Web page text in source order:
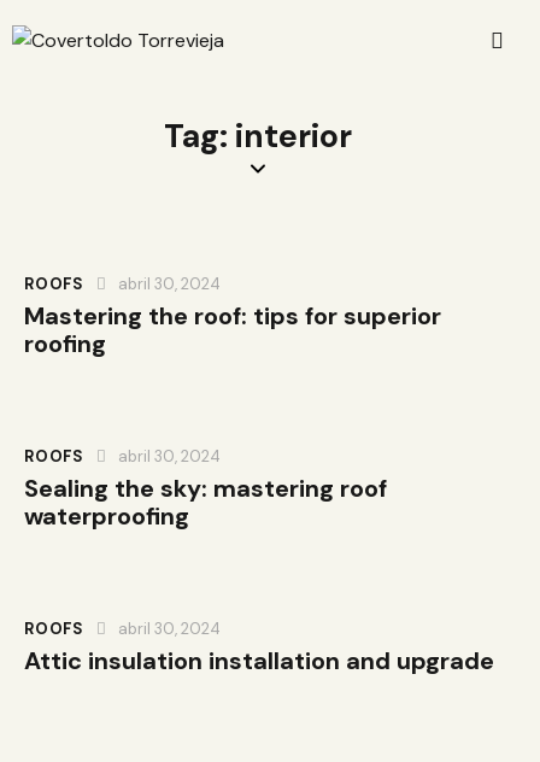
Tag: interior
ROOFS abril 30, 2024
Mastering the roof: tips for superior
roofing
ROOFS abril 30, 2024
Sealing the sky: mastering roof
waterproofing
ROOFS abril 30, 2024
Attic insulation installation and upgrade